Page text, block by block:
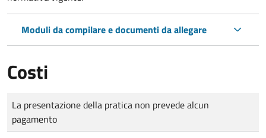
Moduli da compilare e documenti da allegare
Costi
Tipo di pagamento
Importo
La presentazione della pratica non prevede alcun
pagamento